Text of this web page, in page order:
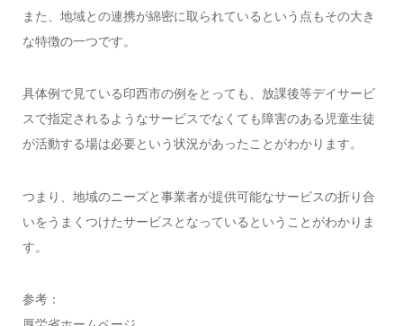
また、地域との連携が綿密に取られているという点もその大き
な特徴の一つです。
具体例で見ている印西市の例をとっても、放課後等デイサービ
スで指定されるようなサービスでなくても障害のある児童生徒
が活動する場は必要という状況があったことがわかります。
つまり、地域のニーズと事業者が提供可能なサービスの折り合
いをうまくつけたサービスとなっているということがわかりま
す。
参考：